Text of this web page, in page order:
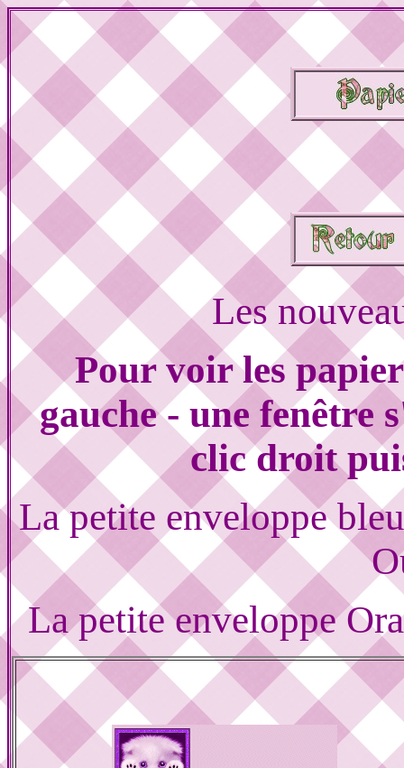
Les
Pour voir les
gauche - une fenêtre
clic droit
La petite enveloppe
La petite enveloppe